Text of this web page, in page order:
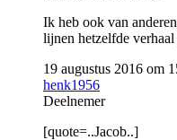
Ik heb ook van
lijnen hetzelfde verhaal
19 augustus 2016 om
henk1956
Deelnemer
[quote=..Jacob..]